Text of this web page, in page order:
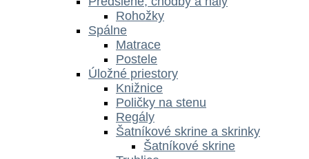
Rohožky
Spálne
Matrace
Postele
Úložné priestory
Knižnice
Poličky na stenu
Regály
Šatníkové skrine a skrinky
Šatníkové skrine